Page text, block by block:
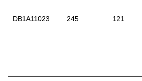
DB1A11023 245 121